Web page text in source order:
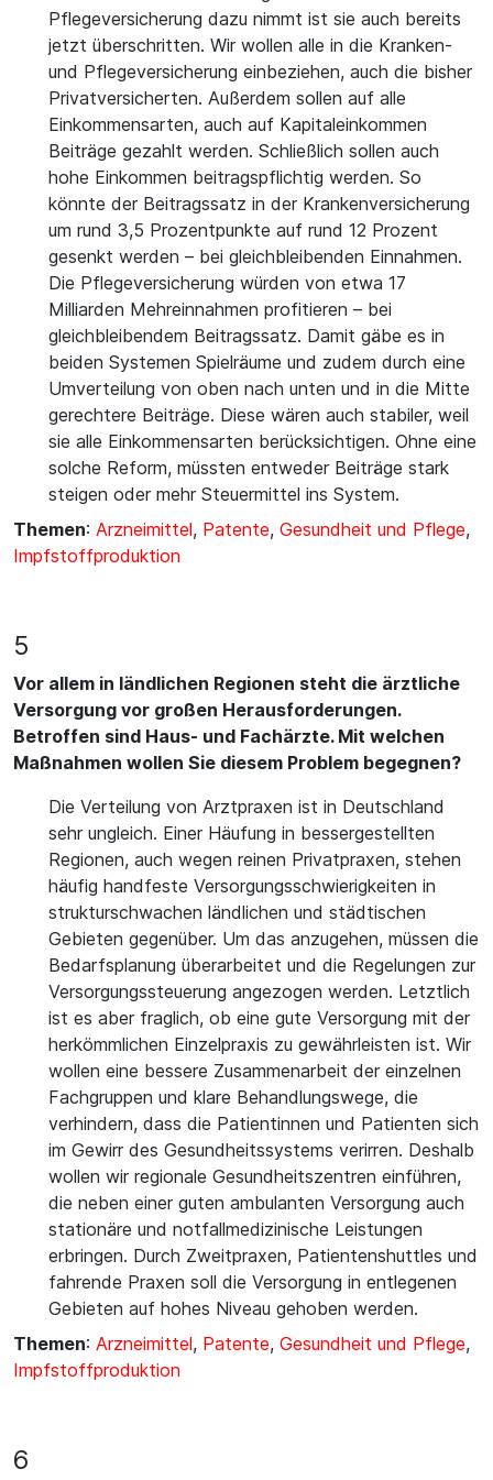
Pflegeversicherung dazu nimmt ist sie auch bereits
jetzt überschritten. Wir wollen alle in die Kranken-
und Pflegeversicherung einbeziehen, auch die bisher
Privatversicherten. Außerdem sollen auf alle
Einkommensarten, auch auf Kapitaleinkommen
Beiträge gezahlt werden. Schließlich sollen auch
hohe Einkommen beitragspflichtig werden. So
könnte der Beitragssatz in der Krankenversicherung
um rund 3,5 Prozentpunkte auf rund 12 Prozent
gesenkt werden – bei gleichbleibenden Einnahmen.
Die Pflegeversicherung würden von etwa 17
Milliarden Mehreinnahmen profitieren – bei
gleichbleibendem Beitragssatz. Damit gäbe es in
beiden Systemen Spielräume und zudem durch eine
Umverteilung von oben nach unten und in die Mitte
gerechtere Beiträge. Diese wären auch stabiler, weil
sie alle Einkommensarten berücksichtigen. Ohne eine
solche Reform, müssten entweder Beiträge stark
steigen oder mehr Steuermittel ins System.
Themen: Arzneimittel, Patente, Gesundheit und Pflege,
Impfstoffproduktion
5
Vor allem in ländlichen Regionen steht die ärztliche
Versorgung vor großen Herausforderungen.
Betroffen sind Haus- und Fachärzte. Mit welchen
Maßnahmen wollen Sie diesem Problem begegnen?
Die Verteilung von Arztpraxen ist in Deutschland
sehr ungleich. Einer Häufung in bessergestellten
Regionen, auch wegen reinen Privatpraxen, stehen
häufig handfeste Versorgungsschwierigkeiten in
strukturschwachen ländlichen und städtischen
Gebieten gegenüber. Um das anzugehen, müssen die
Bedarfsplanung überarbeitet und die Regelungen zur
Versorgungssteuerung angezogen werden. Letztlich
ist es aber fraglich, ob eine gute Versorgung mit der
herkömmlichen Einzelpraxis zu gewährleisten ist. Wir
wollen eine bessere Zusammenarbeit der einzelnen
Fachgruppen und klare Behandlungswege, die
verhindern, dass die Patientinnen und Patienten sich
im Gewirr des Gesundheitssystems verirren. Deshalb
wollen wir regionale Gesundheitszentren einführen,
die neben einer guten ambulanten Versorgung auch
stationäre und notfallmedizinische Leistungen
erbringen. Durch Zweitpraxen, Patientenshuttles und
fahrende Praxen soll die Versorgung in entlegenen
Gebieten auf hohes Niveau gehoben werden.
Themen: Arzneimittel, Patente, Gesundheit und Pflege,
Impfstoffproduktion
6